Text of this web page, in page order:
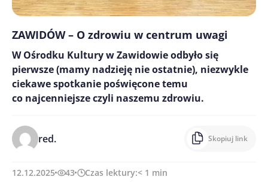
ZAWIDÓW – O zdrowiu w centrum uwagi
W Ośrodku Kultury w Zawidowie odbyło się
pierwsze (mamy nadzieję nie ostatnie), niezwykle
ciekawe spotkanie poświęcone temu
co najcenniejsze czyli naszemu zdrowiu.
red. Skopiuj link
12.12.2025 43 Czas lektury:< 1 min